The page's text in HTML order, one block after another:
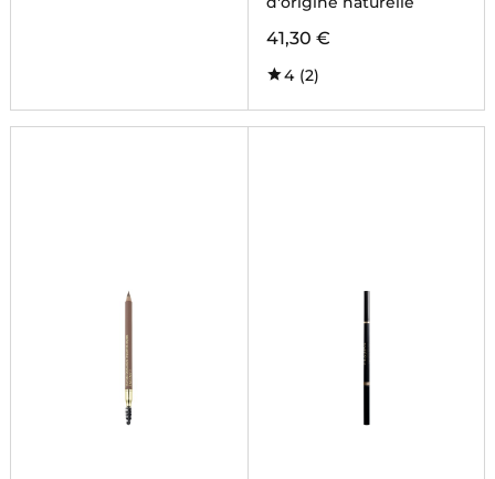
41,30 €
4 (2)